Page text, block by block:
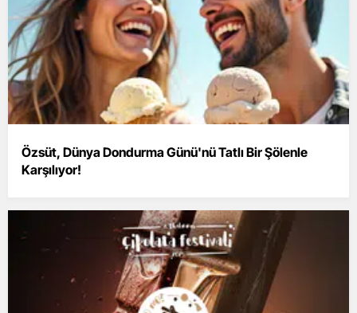
Özsüt, Dünya Dondurma Günü'nü Tatlı Bir Şölenle
Karşılıyor!